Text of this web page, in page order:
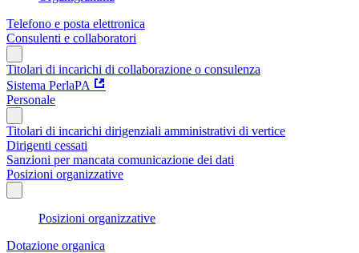
Telefono e posta elettronica
Consulenti e collaboratori
Titolari di incarichi di collaborazione o consulenza
Sistema PerlaPA
Personale
Titolari di incarichi dirigenziali amministrativi di vertice
Dirigenti cessati
Sanzioni per mancata comunicazione dei dati
Posizioni organizzative
Posizioni organizzative
Dotazione organica